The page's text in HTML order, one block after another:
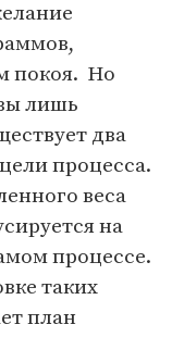
покоя. Но
лишь
два
процесса.
веса
на
процессе.
таких
план